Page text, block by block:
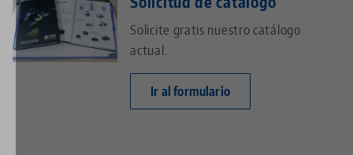
Solicite gratis nuestro catálogo
actual.
Ir al formulario